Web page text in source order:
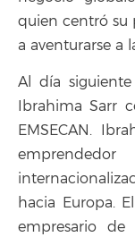
quien centró su
a aventurarse a
Al día
Ibrahima Sarr
EMSECAN.
hacia Europa.
empresario